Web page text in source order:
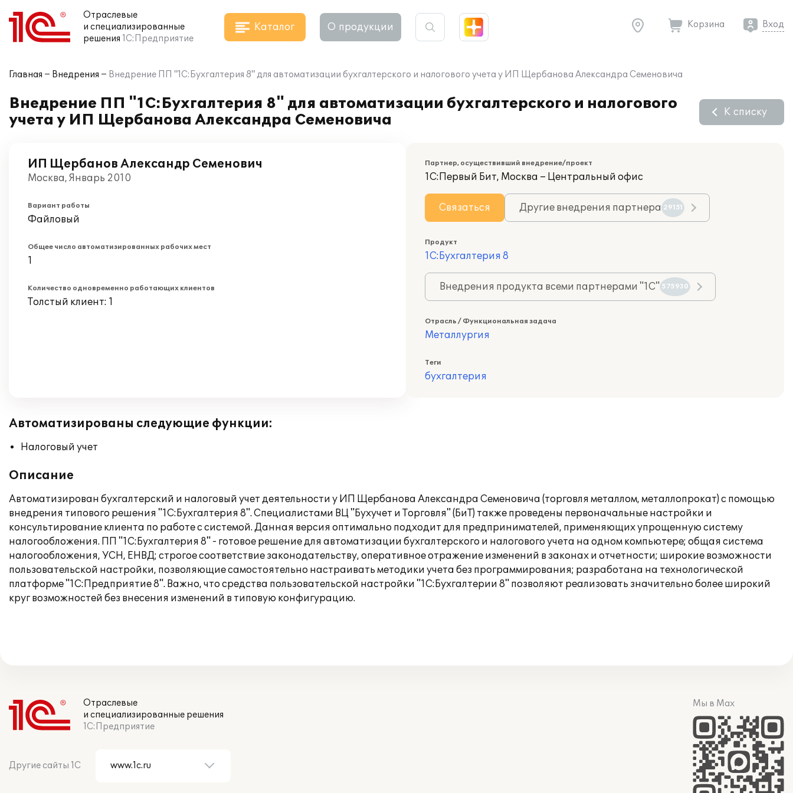
Отраслевые
и специализированные
решения 1С:Предприятие
Каталог О продукции Корзина Вход
Главная Внедрения Внедрение ПП "1С:Бухгалтерия 8" для автоматизации бухгалтерского и налогового учета у ИП Щербанова Александра Семеновича
Внедрение ПП "1С:Бухгалтерия 8" для автоматизации бухгалтерского и налогового
учета у ИП Щербанова Александра Семеновича
К списку
ИП Щербанов Александр Семенович
Москва, Январь 2010
Вариант работы
Файловый
Общее число автоматизированных рабочих мест
1
Количество одновременно работающих клиентов
Толстый клиент: 1
Партнер, осуществивший внедрение/проект
1С:Первый Бит, Москва – Центральный офис
Связаться Другие внедрения партнера 29151
Продукт
1С:Бухгалтерия 8
Внедрения продукта всеми партнерами "1С" 575930
Отрасль / Функциональная задача
Металлургия
Теги
бухгалтерия
Автоматизированы следующие функции:
Налоговый учет
Описание
Автоматизирован бухгалтерский и налоговый учет деятельности у ИП Щербанова Александра Семеновича (торговля металлом, металлопрокат) с помощью
внедрения типового решения "1С:Бухгалтерия 8". Специалистами ВЦ "Бухучет и Торговля" (БиТ) также проведены первоначальные настройки и
консультирование клиента по работе с системой. Данная версия оптимально подходит для предпринимателей, применяющих упрощенную систему
налогообложения. ПП "1С:Бухгалтерия 8" - готовое решение для автоматизации бухгалтерского и налогового учета на одном компьютере; общая система
налогообложения, УСН, ЕНВД; строгое соответствие законодательству, оперативное отражение изменений в законах и отчетности; широкие возможности
пользовательской настройки, позволяющие самостоятельно настраивать методики учета без программирования; разработана на технологической
платформе "1С:Предприятие 8". Важно, что средства пользовательской настройки "1С:Бухгалтерии 8" позволяют реализовать значительно более широкий
круг возможностей без внесения изменений в типовую конфигурацию.
Отраслевые
и специализированные решения
1С:Предприятие
Другие сайты 1С
Мы в Max